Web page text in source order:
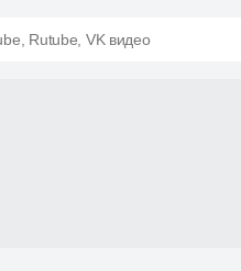
Rutube, VK видео